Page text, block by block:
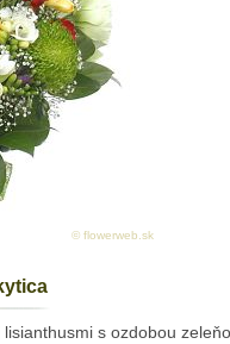
© flowerweb.sk
s ozdobou